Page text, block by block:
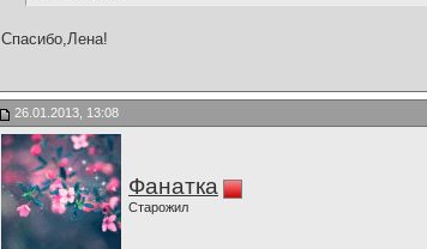
Спасибо,Лена!
26.01.2013, 13:08
Фанатка
Старожил